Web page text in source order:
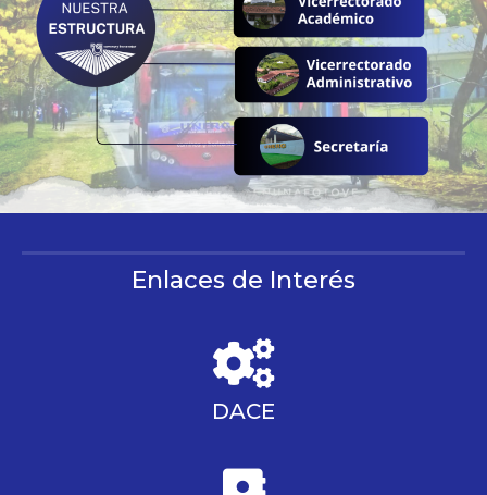
Enlaces de Interés
DACE